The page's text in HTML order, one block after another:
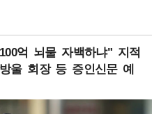
억 뇌물 자백하냐" 지적
울 회장 등 증인신문 예